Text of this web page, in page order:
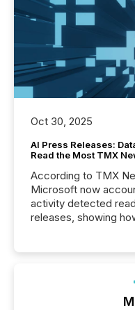
Oct 30, 2025
AI Press Releases:
Read the Most TMX
According to TMX
Microsoft now
activity detected
releases, showing